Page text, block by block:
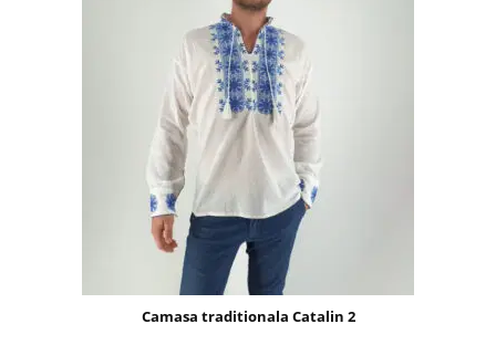
Camasa traditionala Catalin 2